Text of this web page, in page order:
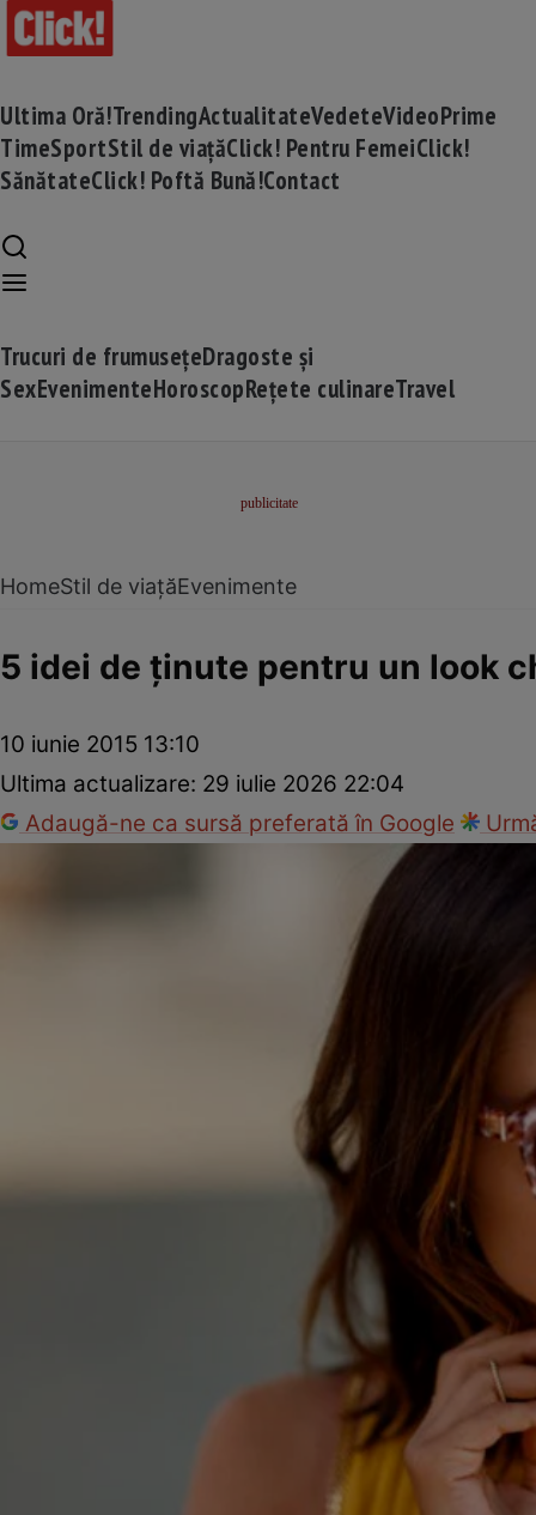
Ultima Oră!TrendingActualitateVedeteVideoPrime
TimeSportStil de viațăClick! Pentru FemeiClick!
SănătateClick! Poftă Bună!Contact
Trucuri de frumusețeDragoste și
SexEvenimenteHoroscopRețete culinareTravel
HomeStil de viațăEvenimente
5 idei de ţinute pentru un look
10 iunie 2015 13:10
Ultima actualizare: 29 iulie 2026 22:04
Adaugă-ne ca sursă preferată în Google